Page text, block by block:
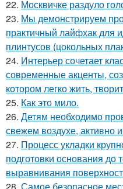
22. Москвичке раздуло
23. Мы демонстрируем
практичный лайфхак для
плинтусов (цокольных
24. Интерьер сочетает
современные акценты,
котором легко жить,
25. Как это мило.
26. Детям необходимо
свежем воздухе, активно
27. Процесс укладки
подготовки основания до
выравнивания
28. Самое безопасное